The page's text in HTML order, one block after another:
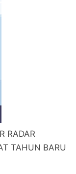
RADAR
TAHUN BARU